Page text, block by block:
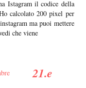
Istagram il codice della
calcolato 200 pixel per
ma puoi mettere
che viene